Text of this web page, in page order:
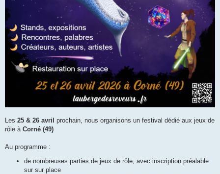
Les 25 & 26 avril prochain, nous organisons un festival dédié aux jeux de
rôle à Corné (49)
Au programme :
de nombreuses parties de jeux de rôle, avec inscription préalable
sur sur place